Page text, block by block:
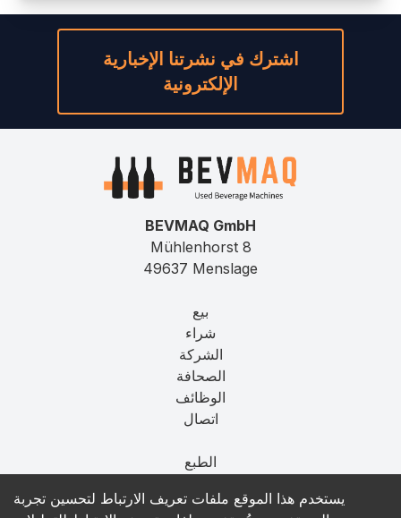
يستخدم هذا الموقع ملفات تعريف الارتباط لتحسين تجربة
اشترك في نشرتنا الإخبارية
الإلكترونية
BEVMAQ GmbH
Mühlenhorst 8
49637 Menslage
بيع
شراء
الشركة
الصحافة
الوظائف
اتصال
الطبع
T&C